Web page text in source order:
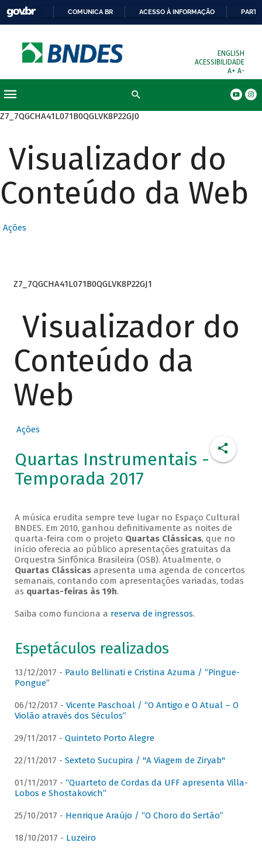
COMUNICA BR ACESSO À INFORMAÇÃO
ENGLISH
ACESSIBILIDADE
A+ A-
Z7_7QGCHA41L071B0QGLVK8P22GJ0
Visualizador do
Conteúdo da Web
Ações
Z7_7QGCHA41L071B0QGLVK8P22GJ1
Visualizador do
Conteúdo da
Web
Ações
Quartas Instrumentais -
Temporada 2017
A música erudita sempre teve lugar no Espaço Cultural
BNDES. Em 2010, ganhou definitivamente as noites de
quarta-feira com o projeto Quartas Clássicas, que no
início oferecia ao público apresentações gratuitas da
Orquestra Sinfônica Brasileira (OSB). Atualmente, o
Quartas Clássicasapresenta uma agenda de concertos
semanais, contando com apresentações variadas, todas
as quartas-feiras às 19h.
Saiba como funciona a reserva de ingressos.
Espetáculos realizados
13/12/2017 - Paulo Bellinati e Cristina Azuma / “Pingue-
Pongue”
06/12/2017 - Vicente Paschoal / “O Antigo e O Atual – O
Violão através dos Séculos”
29/11/2017 - Quinteto Porto Alegre
22/11/2017 - Sexteto Sucupira / "A Viagem de Ziryab"
01/11/2017 - “Quarteto de Cordas da UFF apresenta Villa-
Lobos e Shostakovich”
25/10/2017 - Henrique Araújo / “O Choro do Sertão”
18/10/2017 - Luzeiro